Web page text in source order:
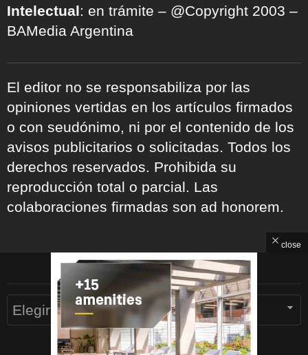
Intelectual: en trámite – @Copyright 2003 –
BAMedia Argentina
El editor no se responsabiliza por las
opiniones vertidas en los artículos firmados
o con seudónimo, ni por el contenido de los
avisos publicitarios o solicitadas. Todos los
derechos reservados. Prohibida su
reproducción total o parcial. Las
colaboraciones firmadas son ad honorem.
ARCHIVOS
Archivos
close